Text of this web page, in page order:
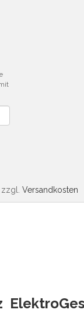
Versandkosten